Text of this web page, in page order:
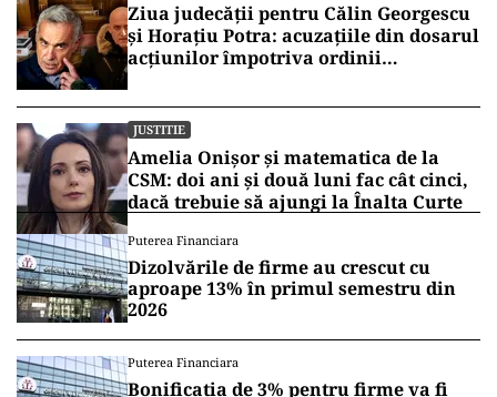
Ziua judecății pentru Călin Georgescu
și Horațiu Potra: acuzațiile din dosarul
acțiunilor împotriva ordinii
de la Înalta Curte
JUSTITIE
Amelia Onișor și matematica de la
CSM: doi ani și două luni fac cât cinci,
dacă trebuie să ajungi la Înalta Curte
Puterea Financiara
Dizolvările de firme au crescut cu
aproape 13% în primul semestru din
2026
Puterea Financiara
Bonificația de 3% pentru firme va fi